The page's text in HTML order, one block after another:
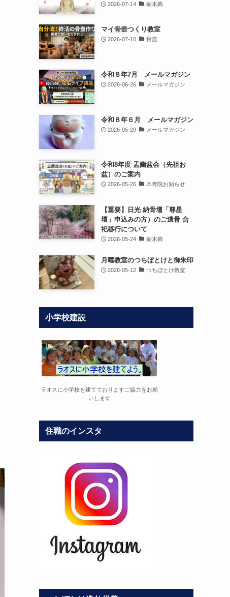
2026-07-14 樹木葬
マイ骨壺つくり教室
2026-07-10 骨壺
令和８年7月 メールマガジン
2026-06-26 メールマガジン
令和８年６月 メールマガジン
2026-05-29 メールマガジン
令和8年度 盂蘭盆会（先祖お
盆）のご案内
2026-05-26 本寿院お知らせ
【重要】日光 納骨壇「尊星
壇」申込みの方）のご遺骨 合
祀移行について
2026-05-24 樹木葬
月曜教室のつちぼとけと御朱印
2026-05-12 つちぼとけ教室
小学校建設
ラオスに小学校を建てておりますご協力をお願
いします
住職のインスタ